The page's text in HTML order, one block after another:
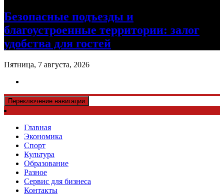
Безопасные подъезды и
благоустроенные территории: залог
удобства для гостей
Пятница, 7 августа, 2026
Переключение навигации
Главная
Экономика
Спорт
Культура
Образование
Разное
Сервис для бизнеса
Контакты